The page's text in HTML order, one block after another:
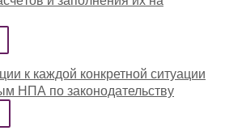
к каждой конкретной ситуации
НПА по законодательству